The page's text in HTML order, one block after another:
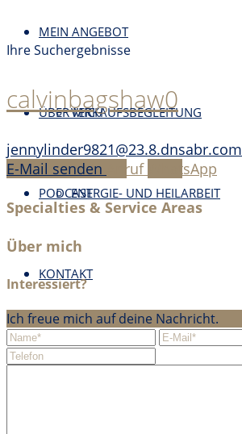
MEIN ANGEBOT
VERKAUFSBEGLEITUNG
ENERGIE- UND HEILARBEIT
ÜBER MICH
PODCAST
KONTAKT
Ihre Suchergebnisse
calvinbagshaw0
jennylinder9821@23.8.dnsabr.com
E-Mail senden
Anruf
WhatsApp
Specialties & Service Areas
Über mich
Interessiert?
Ich freue mich auf deine Nachricht.